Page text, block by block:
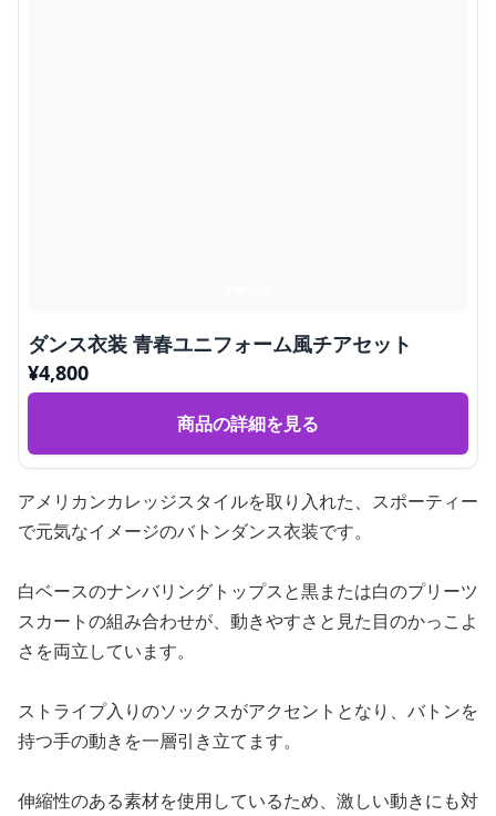
ダンス衣装 青春ユニフォーム風チアセット
¥4,800
商品の詳細を見る
アメリカンカレッジスタイルを取り入れた、スポーティー
で元気なイメージのバトンダンス衣装です。
白ベースのナンバリングトップスと黒または白のプリーツ
スカートの組み合わせが、動きやすさと見た目のかっこよ
さを両立しています。
ストライプ入りのソックスがアクセントとなり、バトンを
持つ手の動きを一層引き立てます。
伸縮性のある素材を使用しているため、激しい動きにも対